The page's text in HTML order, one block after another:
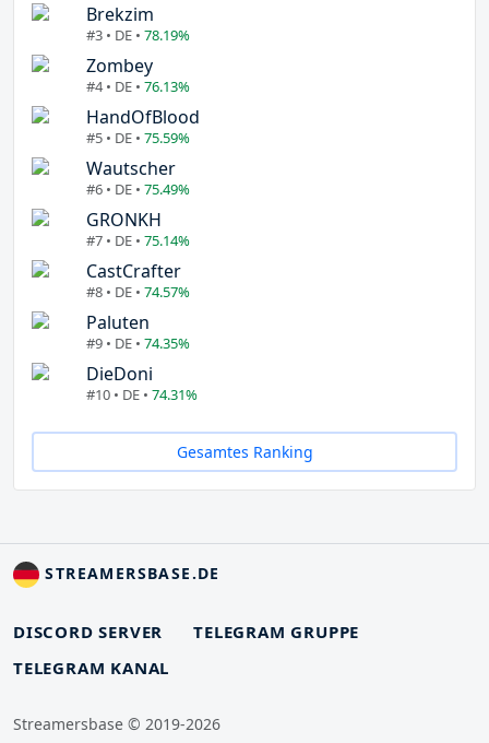
Brekzim
#3 • DE • 78.19%
Zombey
#4 • DE • 76.13%
HandOfBlood
#5 • DE • 75.59%
Wautscher
#6 • DE • 75.49%
GRONKH
#7 • DE • 75.14%
CastCrafter
#8 • DE • 74.57%
Paluten
#9 • DE • 74.35%
DieDoni
#10 • DE • 74.31%
Gesamtes Ranking
STREAMERSBASE.DE
DISCORD SERVER
TELEGRAM GRUPPE
TELEGRAM KANAL
Streamersbase © 2019-2026